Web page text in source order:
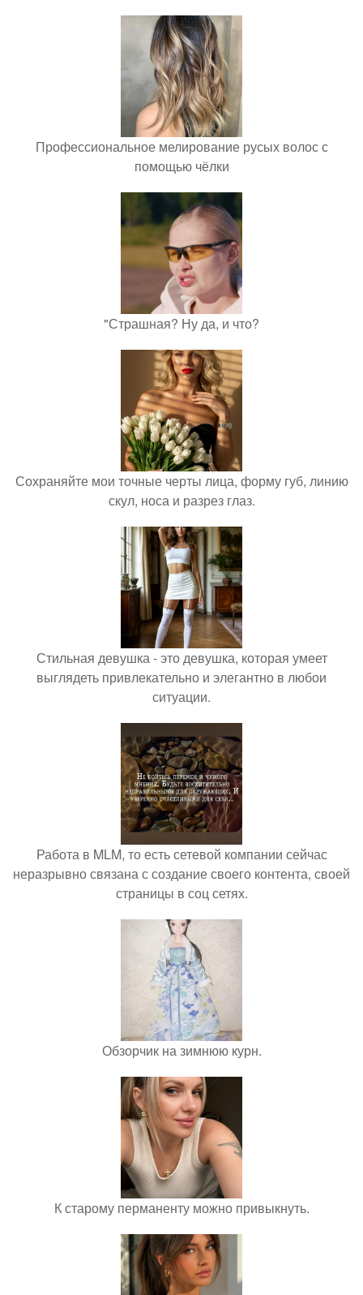
Профессиональное мелирование русых волос с
помощью чёлки
"Страшная? Ну да, и что?
Сохраняйте мои точные черты лица, форму губ, линию
скул, носа и разрез глаз.
Стильная девушка - это девушка, которая умеет
выглядеть привлекательно и элегантно в любои
ситуации.
Работа в MLM, то есть сетевой компании сейчас
неразрывно связана с создание своего контента, своей
страницы в соц сетях.
Обзорчик на зимнюю курн.
К старому перманенту можно привыкнуть.